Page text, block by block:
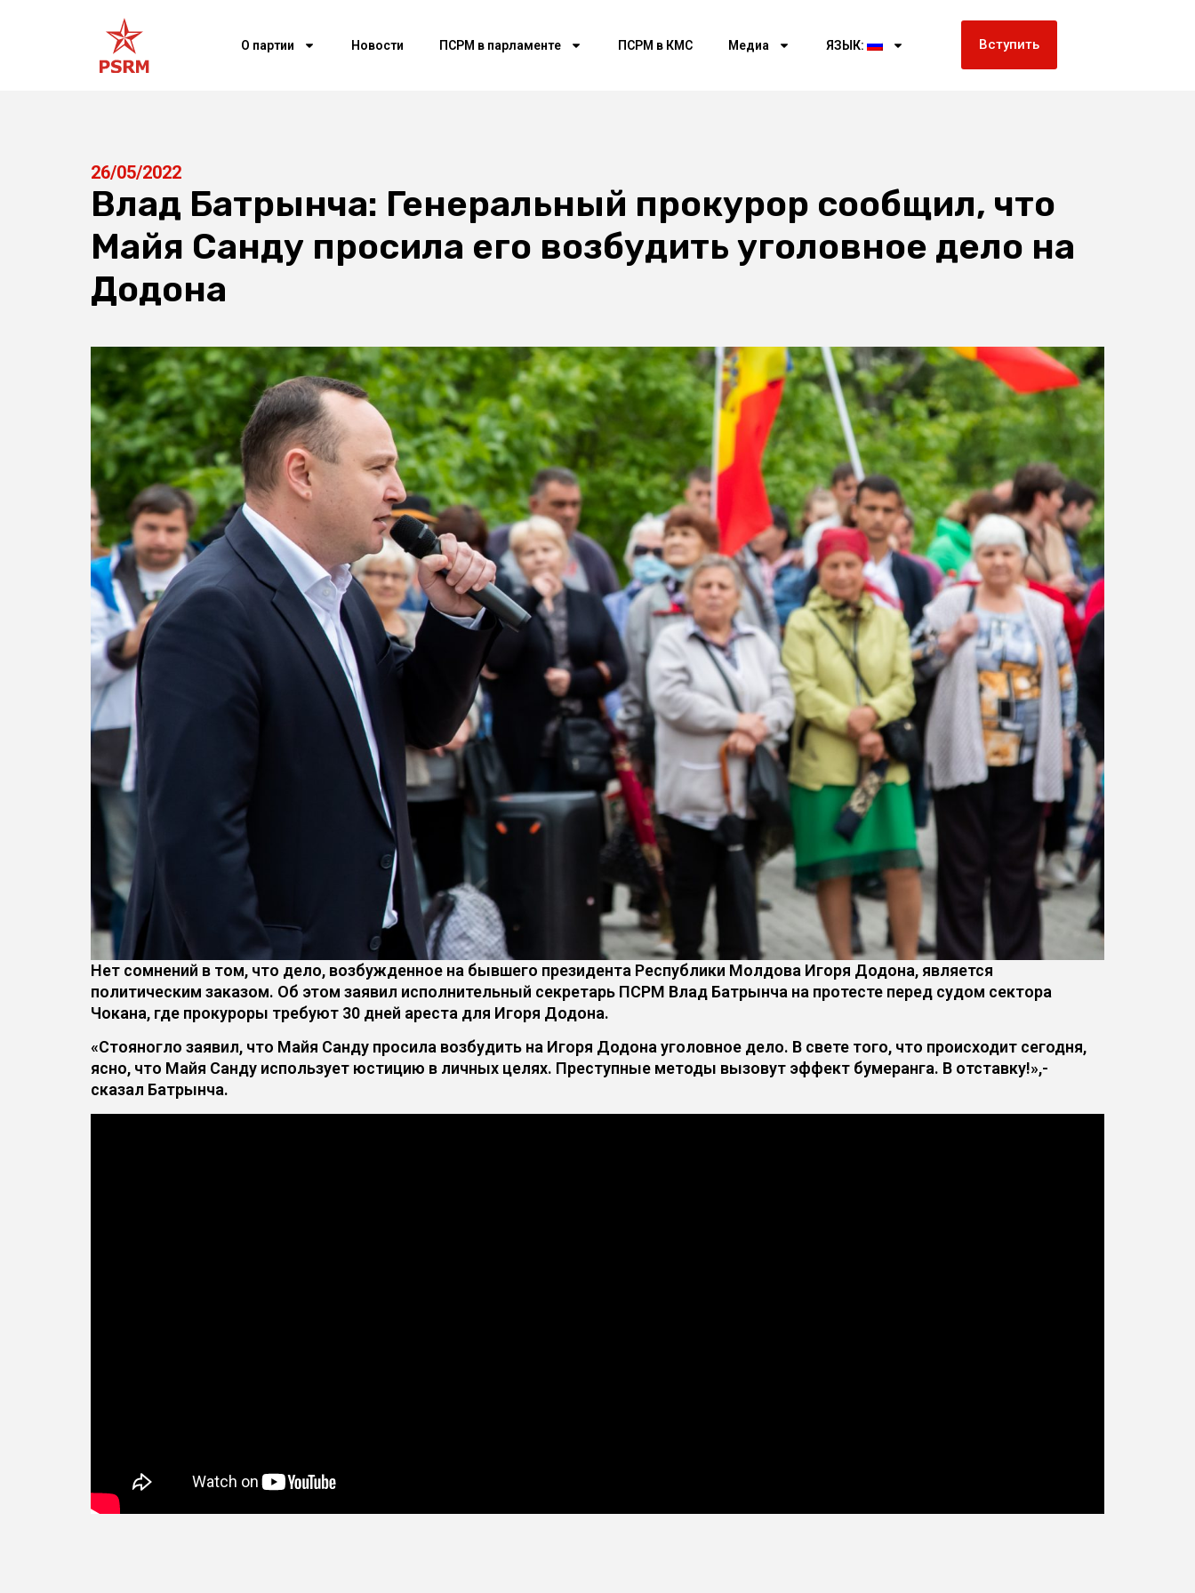
О партии Новости ПСРМ в парламенте ПСРМ в КМС Медиа ЯЗЫК: Вступить
26/05/2022
Влад Батрынча: Генеральный прокурор сообщил, что
Майя Санду просила его возбудить уголовное дело на
Додона
Нет сомнений в том, что дело, возбужденное на бывшего президента Республики Молдова Игоря Додона, является
политическим заказом. Об этом заявил исполнительный секретарь ПСРМ Влад Батрынча на протесте перед судом сектора
Чокана, где прокуроры требуют 30 дней ареста для Игоря Додона.
«Стояногло заявил, что Майя Санду просила возбудить на Игоря Додона уголовное дело. В свете того, что происходит сегодня,
ясно, что Майя Санду использует юстицию в личных целях. Преступные методы вызовут эффект бумеранга. В отставку!»,-
сказал Батрынча.